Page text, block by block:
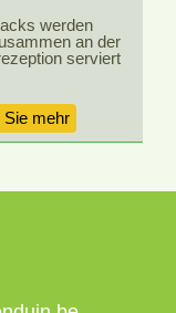
werden
an der
serviert
Sie mehr